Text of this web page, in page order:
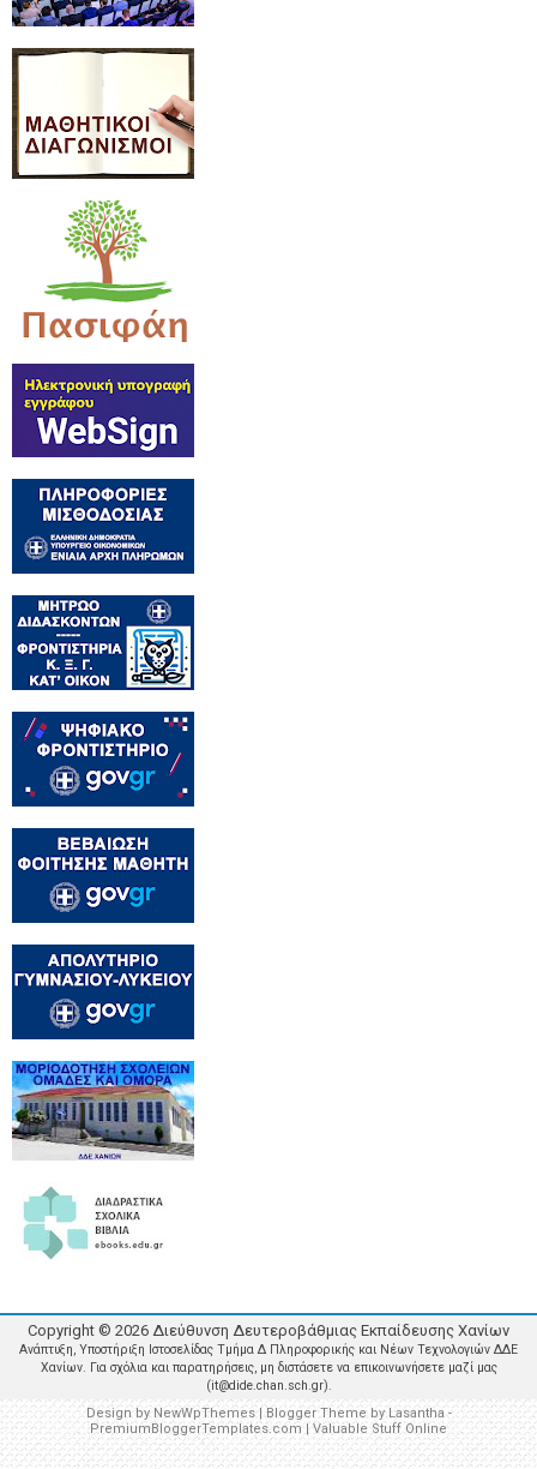
Copyright © 2026 Διεύθυνση Δευτεροβάθμιας Εκπαίδευσης Χανίων
Ανάπτυξη, Υποστήριξη Ιστοσελίδας Τμήμα Δ Πληροφορικής και Νέων Τεχνολογιών ΔΔΕ
Χανίων. Για σχόλια και παρατηρήσεις, μη διστάσετε να επικοινωνήσετε μαζί μας
(it@dide.chan.sch.gr).
Design byNewWpThemes| Blogger Theme byLasantha-
PremiumBloggerTemplates.com |Valuable Stuff Online